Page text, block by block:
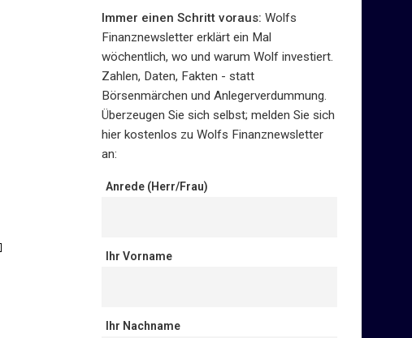
Immer einen Schritt voraus: Wolfs
Finanznewsletter erklärt ein Mal
wöchentlich, wo und warum Wolf investiert.
Zahlen, Daten, Fakten - statt
Börsenmärchen und Anlegerverdummung.
Überzeugen Sie sich selbst; melden Sie sich
hier kostenlos zu Wolfs Finanznewsletter
an:
Anrede (Herr/Frau)
Ihr Vorname
Ihr Nachname